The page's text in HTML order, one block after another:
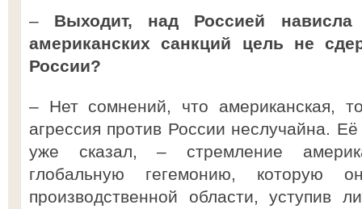
– Выходит, над Россией нависла
американских санкций цель не
России?
– Нет сомнений, что американская,
агрессия против России неслучайна.
уже сказал, – стремление
глобальную гегемонию, которую
производственной области, уступив